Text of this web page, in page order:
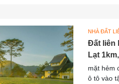
NHÀ ĐẤT
Đất liên
Lạt
mặt hẻm
ô tô vào